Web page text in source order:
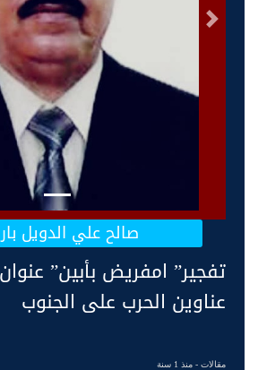
السابق
صالح علي الدويل
تفجير” امفريض بأبين”
عناوين الحرب على الجنوب
مقالات- منذ 1 سنة